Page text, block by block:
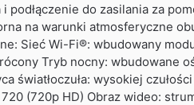
do zasilania za
na warunki atmosferyczne
Sieć Wi-Fi®: wbudowany
Tryb nocny: wbudowane
wysokiej
(720p HD) Obraz wideo: